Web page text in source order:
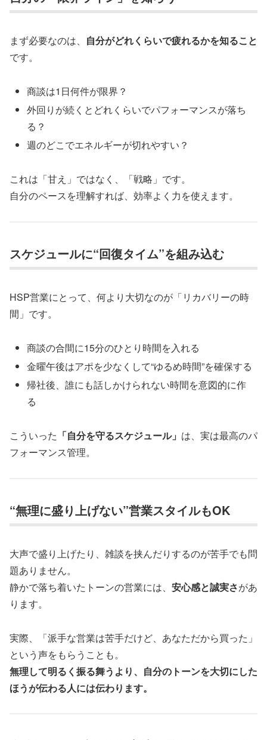
まず必要なのは、 自分がどれくらいで疲れるかを知ること
です。
商談は1日何件が限界？
外回りが続くとどれくらいでパフォーマンスが落ち
る？
週のどこでエネルギーが切れやすい？
これは「甘え」ではなく、「戦略」です。
自分のペースを理解すれば、効率よく力を使えます。
スケジュールに“回復タイム”を組み込む
HSP営業にとって、何より大切なのが「リカバリーの時
間」です。
商談の合間に15分のひとり時間を入れる
金曜午後はアポを少なくして“ゆるめ時間”を確保する
帰社後、誰にも話しかけられない時間を意図的に作
る
こういった 「自分を守るスケジュール」 は、実は最高のパ
フォーマンス管理。
“無理に盛り上げない”営業スタイルもOK
大声で盛り上げたり、雑談を挟んだりするのが苦手でも問
題ありません。
静かで落ち着いたトーンの営業には、 安心感と誠実さがあ
ります。
実際、「派手な営業は苦手だけど、あなただから買った」
という声をもらうことも。
無理して明るく振る舞うより、自分のトーンを大切にした
ほうが伝わる人には伝わります。